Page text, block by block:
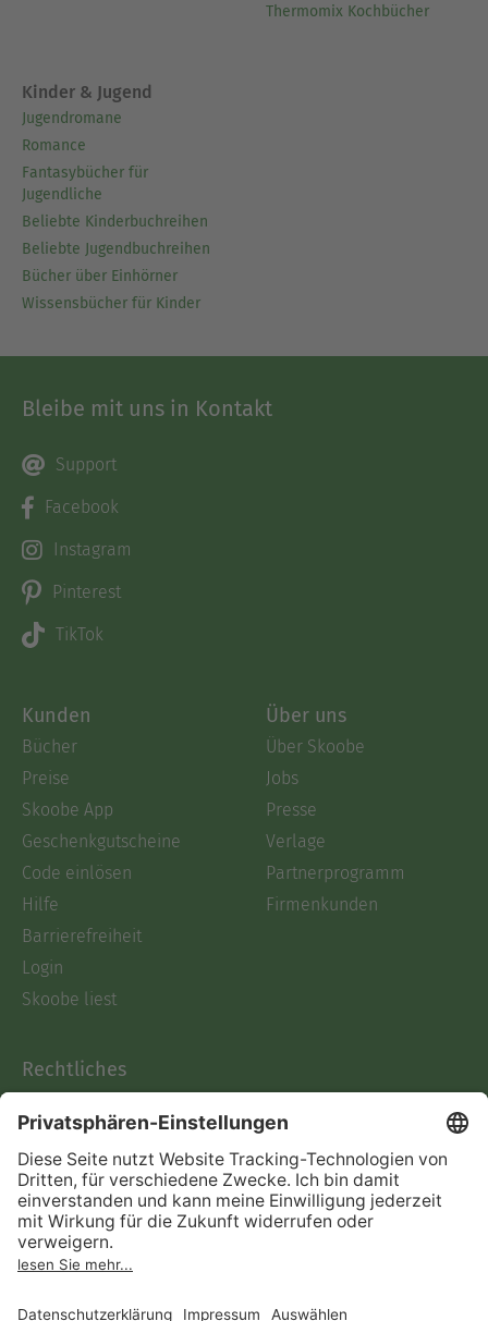
Thermomix Kochbücher
Kinder & Jugend
Jugendromane
Romance
Fantasybücher für
Jugendliche
Beliebte Kinderbuchreihen
Beliebte Jugendbuchreihen
Bücher über Einhörner
Wissensbücher für Kinder
Bleibe mit uns in Kontakt
Support
Facebook
Instagram
Pinterest
TikTok
Kunden
Bücher
Preise
Skoobe App
Geschenkgutscheine
Code einlösen
Hilfe
Barrierefreiheit
Login
Skoobe liest
Über uns
Über Skoobe
Jobs
Presse
Verlage
Partnerprogramm
Firmenkunden
Rechtliches
AGB
Informationen nach Data
Act
Verträge hier kündigen
Impressum